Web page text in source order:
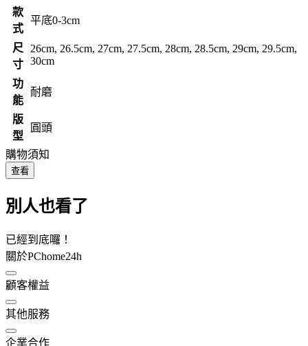
款
式
平底0-3cm
尺
寸
26cm, 26.5cm, 27cm, 27.5cm, 28cm, 28.5cm, 29cm, 29.5cm,
30cm
功
能
耐磨
版
型
圓頭
購物須知
查看
別人也看了
已經到底囉！
關於PChome24h
顧客權益
其他服務
企業合作